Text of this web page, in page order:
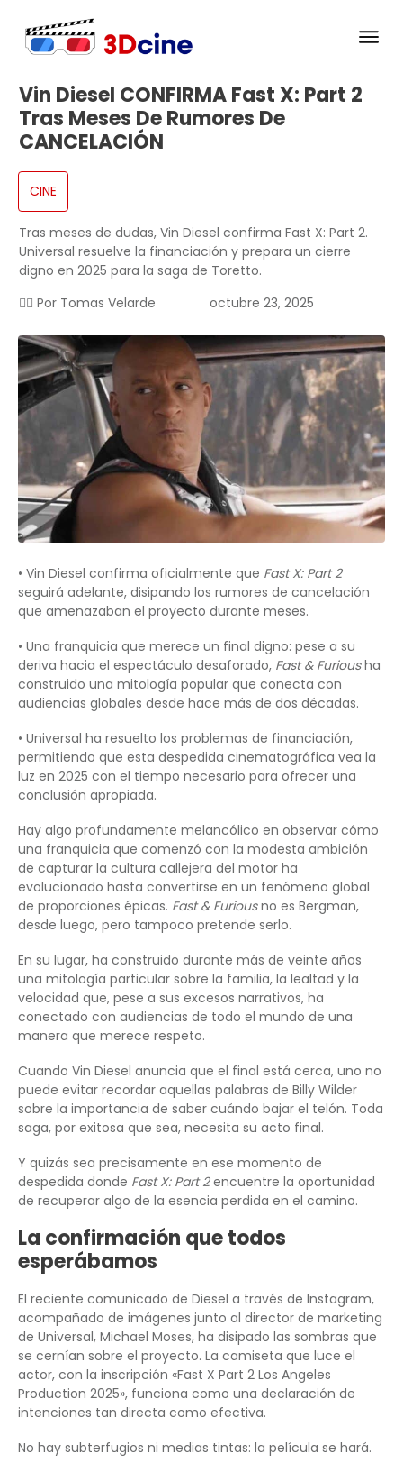
Vin Diesel CONFIRMA Fast X: Part 2
Tras Meses De Rumores De
CANCELACIÓN
CINE
Tras meses de dudas, Vin Diesel confirma Fast X: Part 2.
Universal resuelve la financiación y prepara un cierre
digno en 2025 para la saga de Toretto.
✍🏻 Por Tomas Velarde octubre 23, 2025
• Vin Diesel confirma oficialmente que Fast X: Part 2
seguirá adelante, disipando los rumores de cancelación
que amenazaban el proyecto durante meses.
• Una franquicia que merece un final digno: pese a su
deriva hacia el espectáculo desaforado, Fast & Furiousha
construido una mitología popular que conecta con
audiencias globales desde hace más de dos décadas.
• Universal ha resuelto los problemas de financiación,
permitiendo que esta despedida cinematográfica vea la
luz en 2025 con el tiempo necesario para ofrecer una
conclusión apropiada.
Hay algo profundamente melancólico en observar cómo
una franquicia que comenzó con la modesta ambición
de capturar la cultura callejera del motor ha
evolucionado hasta convertirse en un fenómeno global
de proporciones épicas. Fast & Furiousno es Bergman,
desde luego, pero tampoco pretende serlo.
En su lugar, ha construido durante más de veinte años
una mitología particular sobre la familia, la lealtad y la
velocidad que, pese a sus excesos narrativos, ha
conectado con audiencias de todo el mundo de una
manera que merece respeto.
Cuando Vin Diesel anuncia que el final está cerca, uno no
puede evitar recordar aquellas palabras de Billy Wilder
sobre la importancia de saber cuándo bajar el telón. Toda
saga, por exitosa que sea, necesita su acto final.
Y quizás sea precisamente en ese momento de
despedida donde Fast X: Part 2encuentre la oportunidad
de recuperar algo de la esencia perdida en el camino.
La confirmación que todos
esperábamos
El reciente comunicado de Diesel a través de Instagram,
acompañado de imágenes junto al director de marketing
de Universal, Michael Moses, ha disipado las sombras que
se cernían sobre el proyecto. La camiseta que luce el
actor, con la inscripción «Fast X Part 2 Los Angeles
Production 2025», funciona como una declaración de
intenciones tan directa como efectiva.
No hay subterfugios ni medias tintas: la película se hará.